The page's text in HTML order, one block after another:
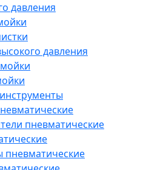
давления
давления
пневматические
пневматические